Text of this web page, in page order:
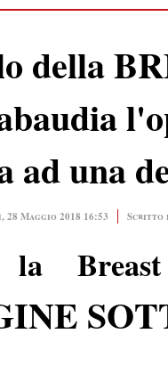
della
una
Maggio 2018 16:53 Scritto
la